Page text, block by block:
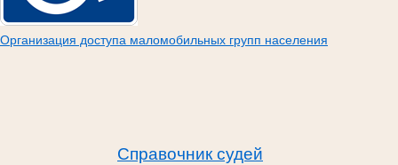
Организация доступа маломобильных групп населения
Справочник судей